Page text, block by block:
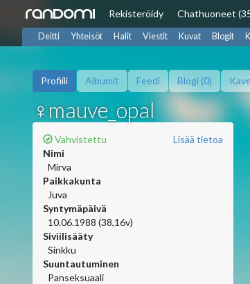
Rekisteröidy Chathuoneet
Deitti Yhteisöt Halit Viestit Kuvat Blogit
Profiili Albumit Feedi Blogi (0)
♀mauve_opal
Lisää tietoa
Vahvistettu
Nimi
Mirva
Paikkakunta
Juva
Syntymäpäivä
10.06.1988 (38,16v)
Siviilisääty
Sinkku
Suuntautuminen
Panseksuaali